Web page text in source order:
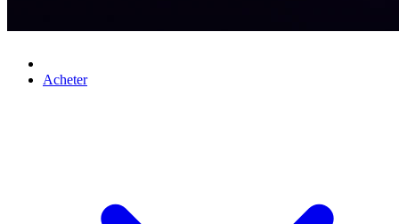
Acheter